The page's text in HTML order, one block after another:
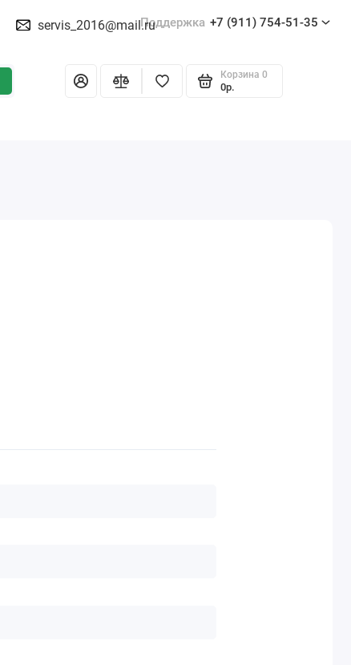
servis_2016@mail.ruПоддержка +7 (911) 754-51-35
Корзина 0
0р.